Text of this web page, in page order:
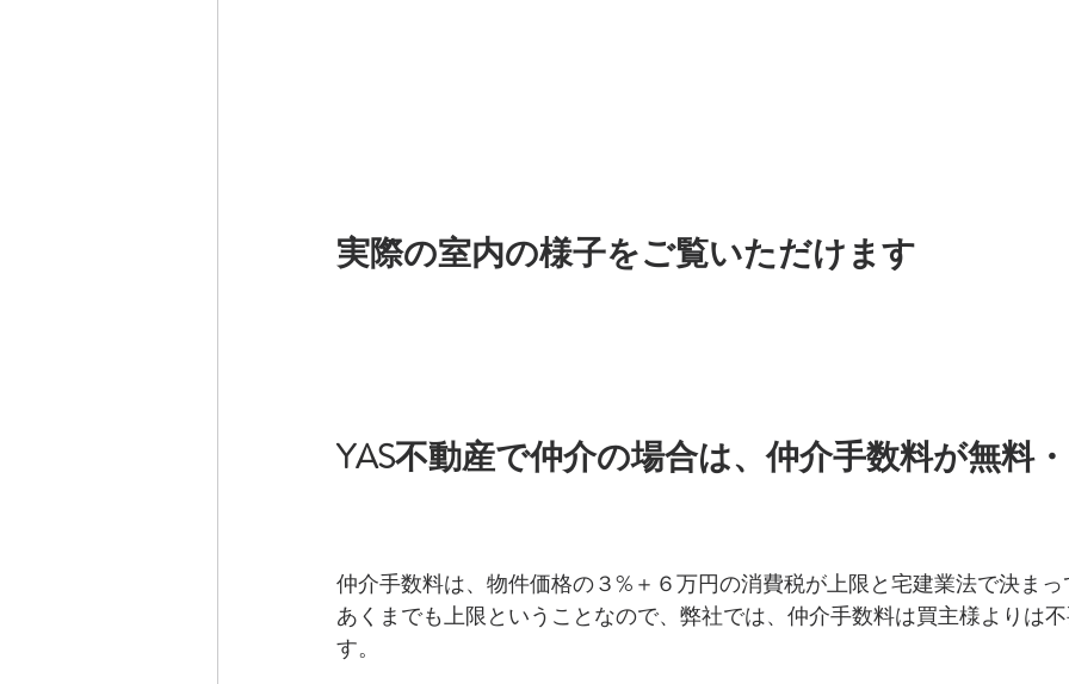
実際の室内の様子をご覧いただけます
YAS不動産で仲介の場合は、仲介手数料が無料
仲介手数料は、物件価格の３%＋６万円の消費税が上限と宅建業法で決ま
あくまでも上限ということなので、弊社では、仲介手数料は買主様よりは
す。